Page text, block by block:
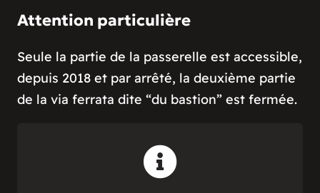
Attention particulière
Seule la partie de la passerelle est accessible,
depuis 2018 et par arrêté, la deuxième partie
de la via ferrata dite “du bastion” est fermée.